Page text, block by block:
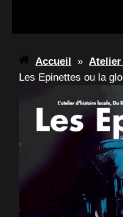
Accueil »
Les Epinettes ou la